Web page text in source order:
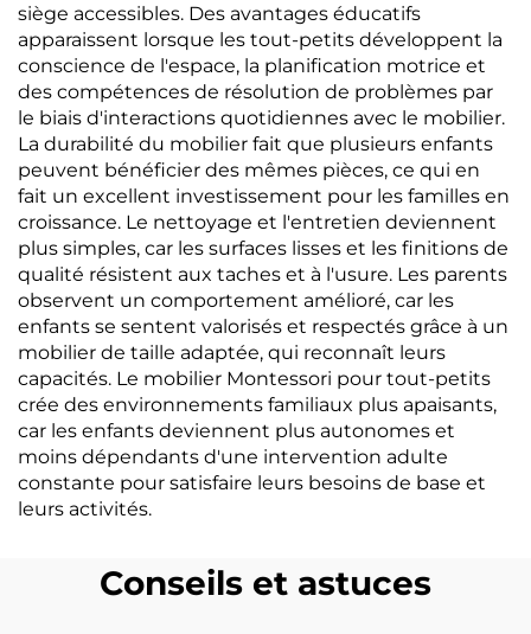
siège accessibles. Des avantages éducatifs
apparaissent lorsque les tout-petits développent la
conscience de l'espace, la planification motrice et
des compétences de résolution de problèmes par
le biais d'interactions quotidiennes avec le mobilier.
La durabilité du mobilier fait que plusieurs enfants
peuvent bénéficier des mêmes pièces, ce qui en
fait un excellent investissement pour les familles en
croissance. Le nettoyage et l'entretien deviennent
plus simples, car les surfaces lisses et les finitions de
qualité résistent aux taches et à l'usure. Les parents
observent un comportement amélioré, car les
enfants se sentent valorisés et respectés grâce à un
mobilier de taille adaptée, qui reconnaît leurs
capacités. Le mobilier Montessori pour tout-petits
crée des environnements familiaux plus apaisants,
car les enfants deviennent plus autonomes et
moins dépendants d'une intervention adulte
constante pour satisfaire leurs besoins de base et
leurs activités.
Conseils et astuces